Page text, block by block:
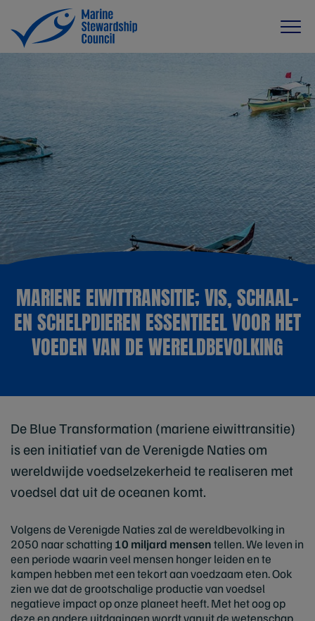
MARIENE EIWITTRANSITIE; VIS, SCHAAL-
EN SCHELPDIEREN ESSENTIEEL VOOR HET
VOEDEN VAN DE WERELDBEVOLKING
De Blue Transformation (mariene eiwittransitie)
is een initiatief van de Verenigde Naties om
wereldwijde voedselzekerheid te realiseren met
voedsel dat uit de oceanen komt.
Volgens de Verenigde Naties zal de wereldbevolking in
2050 naar schatting 10 miljard mensentellen. We leven in
een periode waarin veel mensen honger leiden en te
kampen hebben met een tekort aan voedzaam eten. Ook
zien we dat de grootschalige productie van voedsel
negatieve impact op onze planeet heeft. Met het oog op
deze en andere uitdagingen wordt vanuit de wetenschap